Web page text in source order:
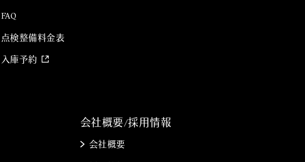
FAQ
点検整備料金表
入庫予約
会社概要/採用情報
会社概要